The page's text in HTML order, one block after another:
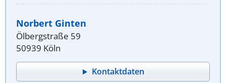
Norbert Ginten
Ölbergstraße 59
50939 Köln
Kontaktdaten